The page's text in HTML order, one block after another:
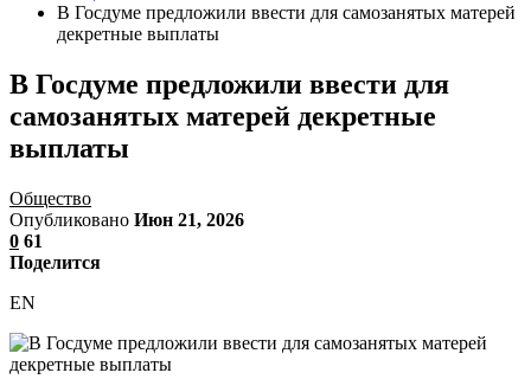
В Госдуме предложили ввести для самозанятых матерей
декретные выплаты
В Госдуме предложили ввести для
самозанятых матерей декретные
выплаты
Общество
Опубликовано Июн 21, 2026
0 61
Поделится
EN